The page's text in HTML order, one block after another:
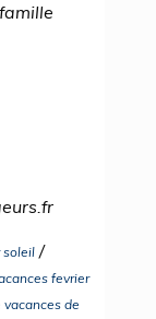
soleil /
fevrier
vacances de